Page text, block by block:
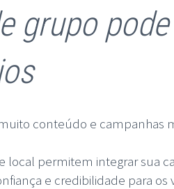
grupo
conteúdo e campanhas
local permitem integrar sua
e credibilidade para os